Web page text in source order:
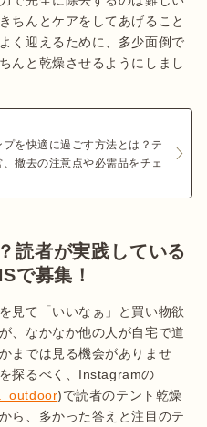
ちんとケアをしてあげること
く迎えるために、多少面倒で
んと乾燥させるようにしまし
プを快適に過ごす方法とは？テ
、撤去の注意点や必需品をチェ
読者が実践している
で募集！
見て「いいなぁ」と買い物欲
、なかなか他の人が自宅で道
までは見る機会がありませ
探るべく、Instagramの
)で読者のテント乾燥
ら、多かった答えと注目のテ